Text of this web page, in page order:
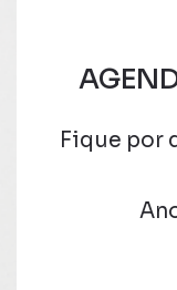
Fique por